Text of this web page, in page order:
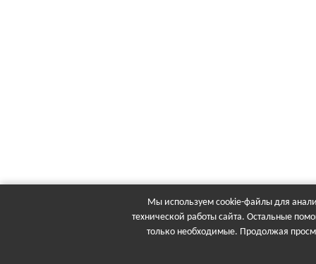
Мы используем cookie-файлы для
технической работы сайта. Остальные
только необходимые. Продолжая